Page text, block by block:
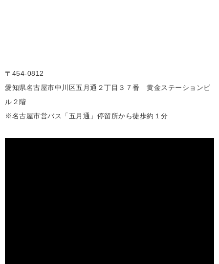
〒454-0812
愛知県名古屋市中川区五月通２丁目３７番 黄金ステーションビ
ル２階
※名古屋市営バス「五月通」停留所から徒歩約１分